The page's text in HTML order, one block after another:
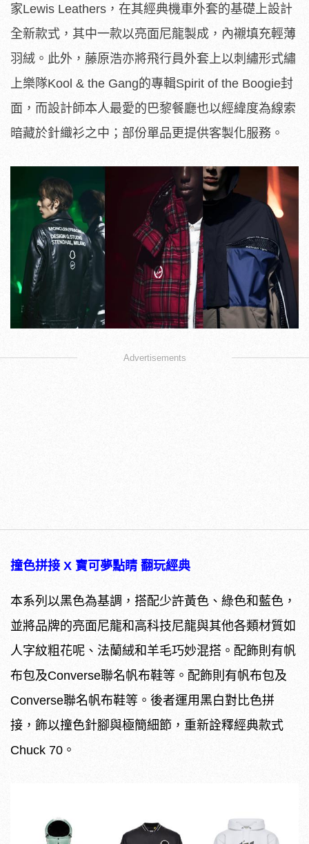
家Lewis Leathers，在其經典機車外套的基礎上設計
全新款式，其中一款以亮面尼龍製成，內襯填充輕薄
羽絨。此外，藤原浩亦將飛行員外套上以刺繡形式繡
上樂隊Kool & the Gang的專輯Spirit of the Boogie封
面，而設計師本人最愛的巴黎餐廳也以經緯度為線索
暗藏於針織衫之中；部份單品更提供客製化服務。
Advertisements
撞色拼接 X 寶可夢點睛 翻玩經典
本系列以黑色為基調，搭配少許黃色、綠色和藍色，
並將品牌的亮面尼龍和高科技尼龍與其他各類材質如
人字紋粗花呢、法蘭絨和羊毛巧妙混搭。配飾則有帆
布包及Converse聯名帆布鞋等。配飾則有帆布包及
Converse聯名帆布鞋等。後者運用黑白對比色拼
接，飾以撞色針腳與極簡細節，重新詮釋經典款式
Chuck 70。